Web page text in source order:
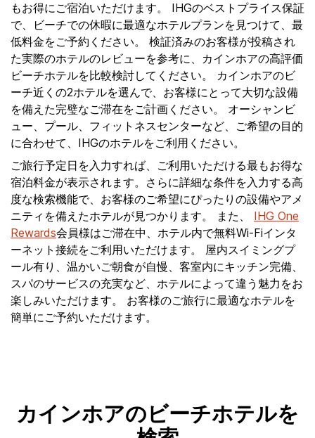
もお得にご宿泊いただけます。 IHGのベストプライス保証
で、ビーチでの休暇に最適なホテルプランを見つけて、最
低料金をご予約ください。 検証済みのお客様が投稿され
た実際のホテルのレビューを参考に、カインホアの高評価
ビーチホテルを比較検討してください。 カインホアのビ
ーチ近くの2ホテルを選んで、お客様にとって大切な設備
を備えた完璧なご滞在をご計画ください。 オーシャンビ
ュー、プール、フィットネスセンターなど、ご希望の目的
に合わせて、IHGのホテルをご利用ください。
ご旅行予定日を入力すれば、ご利用いただける最もお得な
宿泊料金が表示されます。さらに詳細な条件を入力する高
度な検索機能で、お客様のご希望にぴったりの設備やアメ
ニティを備えたホテルが見つかります。 また、 IHG One
Rewards会員様はご滞在中、ホテル内で無料Wi-Fiインタ
ーネット接続をご利用いただけます。 屋内スイミングプ
ール有り、温かいご朝食が自慢、客室内にキッチン完備、
スパのサービスの充実など、ホテルによって違う魅力をお
楽しみいただけます。 お客様のご旅行に最適なホテルを
簡単にご予約いただけます。
カインホアのビーチホテルを